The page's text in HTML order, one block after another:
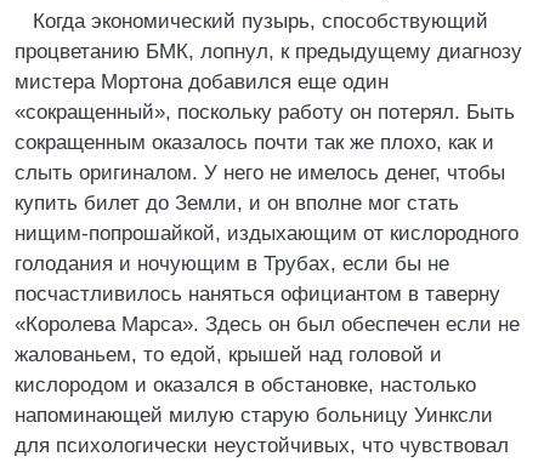
Когда экономический пузырь, способствующий
процветанию БМК, лопнул, к предыдущему диагнозу
мистера Мортона добавился еще один
«сокращенный», поскольку работу он потерял. Быть
сокращенным оказалось почти так же плохо, как и
слыть оригиналом. У него не имелось денег, чтобы
купить билет до Земли, и он вполне мог стать
нищим-попрошайкой, издыхающим от кислородного
голодания и ночующим в Трубах, если бы не
посчастливилось наняться официантом в таверну
«Королева Марса». Здесь он был обеспечен если не
жалованьем, то едой, крышей над головой и
кислородом и оказался в обстановке, настолько
напоминающей милую старую больницу Уинксли
для психологически неустойчивых, что чувствовал